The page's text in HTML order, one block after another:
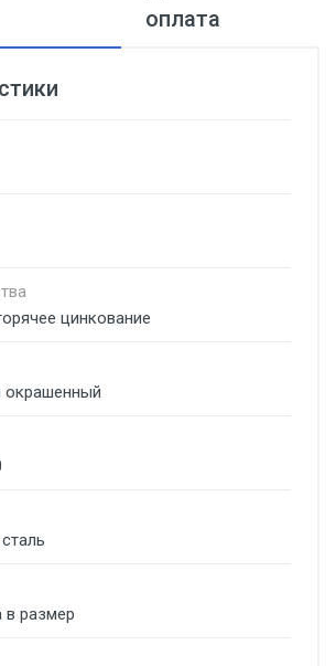
оплата
цинкование
окрашенный
в размер